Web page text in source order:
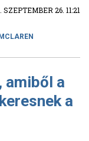
SZEPTEMBER 26. 11:21
MCLAREN
amiből a
a